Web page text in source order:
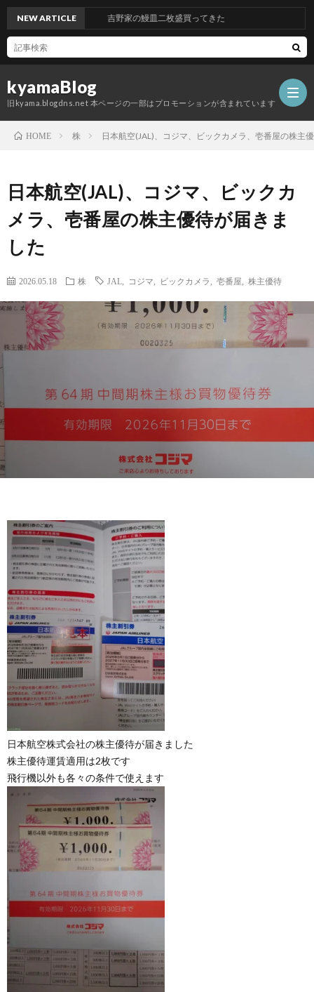
kyamaBlog
旧kyama.blogdns.net 本ページの一部はプロモーションが含まれています
NEW ARTICLE 吉野家の鰻皿二枚盛買ってきた
HOME 株 日本航空(JAL)、コジマ、ビックカメラ、壱番屋の株主
日本航空(JAL)、コジマ、ビックカ
メラ、壱番屋の株主優待が届きま
した
2026.05.18 株 JAL コジマ ビックカメラ 壱番屋 株主優待
日本航空株式会社の株主優待が届きました
株主優待運賃適用は2枚です
飛行機以外も各々の条件で使えます